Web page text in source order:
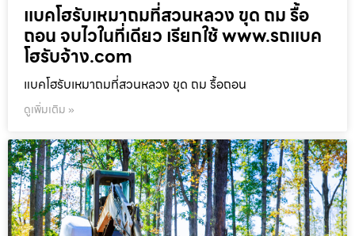
แบคโฮรับเหมาถมที่สวนหลวง ขุด ถม รื้อ
ถอน จบไวในที่เดียว เรียกใช้ www.รถแบค
โฮรับจ้าง.com
แบคโฮรับเหมาถมที่สวนหลวง ขุด ถม รื้อถอน
ดูเพิ่มเติม »